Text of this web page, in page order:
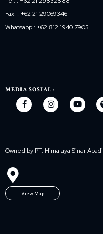
Fax. : +62 21 29069346
Whatsapp : +62 812 1940 7905
MEDIA SOSIAL :
Owned by PT. Himalaya Sinar Abadi
View Map